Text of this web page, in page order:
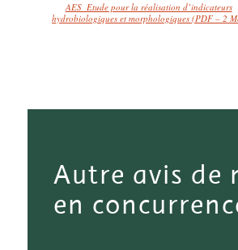
AES_Etude pour la réalisation d’indicateurs
hydrobiologiques et morphologiques (PDF – 2
Autre avis de
en